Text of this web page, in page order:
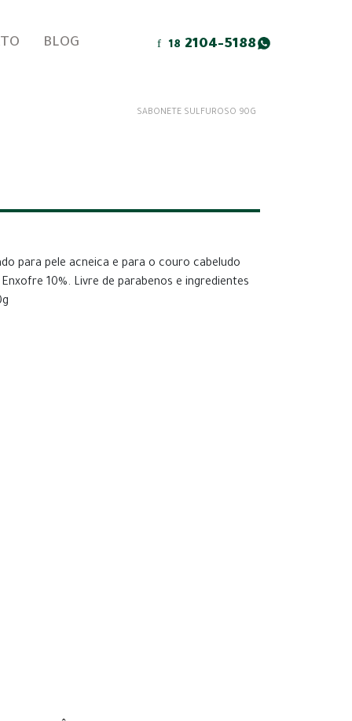
BLOG 18 2104-5188
SABONETE SULFUROSO 90G
para pele acneica e para o couro cabeludo
10%. Livre de parabenos e ingredientes